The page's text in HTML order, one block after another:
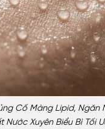
Cố Màng Lipid, Ngăn
Nước Xuyên Biểu Bì Tối